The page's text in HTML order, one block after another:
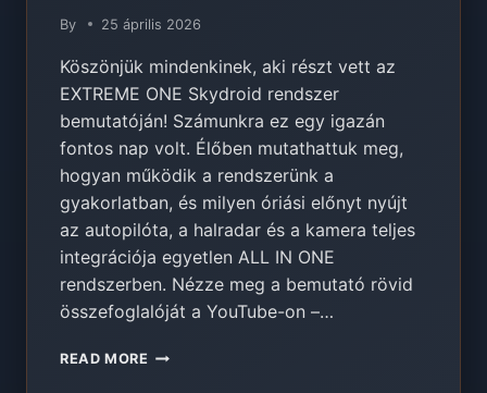
By 25 április 2026
Köszönjük mindenkinek, aki részt vett az
EXTREME ONE Skydroid rendszer
bemutatóján! Számunkra ez egy igazán
fontos nap volt. Élőben mutathattuk meg,
hogyan működik a rendszerünk a
gyakorlatban, és milyen óriási előnyt nyújt
az autopilóta, a halradar és a kamera teljes
integrációja egyetlen ALL IN ONE
rendszerben. Nézze meg a bemutató rövid
összefoglalóját a YouTube-on –…
READ MORE ALL